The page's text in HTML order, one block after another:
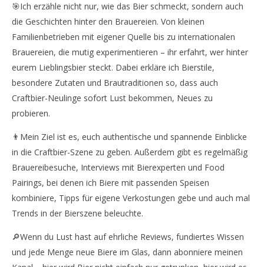
🎯Ich erzähle nicht nur, wie das Bier schmeckt, sondern auch
die Geschichten hinter den Brauereien. Von kleinen
Familienbetrieben mit eigener Quelle bis zu internationalen
Brauereien, die mutig experimentieren – ihr erfahrt, wer hinter
eurem Lieblingsbier steckt. Dabei erkläre ich Bierstile,
besondere Zutaten und Brautraditionen so, dass auch
Craftbier-Neulinge sofort Lust bekommen, Neues zu
probieren.
👨Mein Ziel ist es, euch authentische und spannende Einblicke
in die Craftbier-Szene zu geben. Außerdem gibt es regelmäßig
Brauereibesuche, Interviews mit Bierexperten und Food
Pairings, bei denen ich Biere mit passenden Speisen
kombiniere, Tipps für eigene Verkostungen gebe und auch mal
Trends in der Bierszene beleuchte.
🔎Wenn du Lust hast auf ehrliche Reviews, fundiertes Wissen
und jede Menge neue Biere im Glas, dann abonniere meinen